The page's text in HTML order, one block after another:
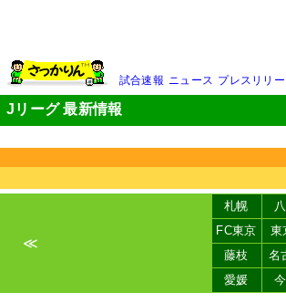
試合速報 ニュース プレスリリ
Jリーグ 最新情報
≪
札幌
FC東京
東
藤枝
名
愛媛